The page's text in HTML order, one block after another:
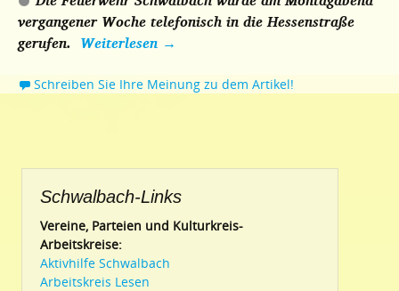
vergangener Woche telefonisch in die Hessenstraße
gerufen. Weiterlesen →
Schreiben Sie Ihre Meinung zu dem Artikel!
Schwalbach-Links
Vereine, Parteien und Kulturkreis-
Arbeitskreise:
Aktivhilfe Schwalbach
Arbeitskreis Lesen